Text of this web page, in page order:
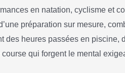
en natation, cyclisme et
préparation sur mesure,
des heures passées en piscine,
qui forgent le mental